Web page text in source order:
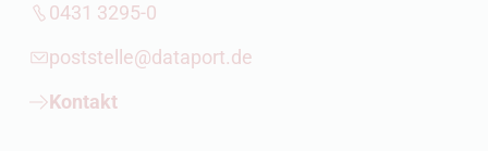
0431 3295-0
poststelle@dataport.de
Kontakt